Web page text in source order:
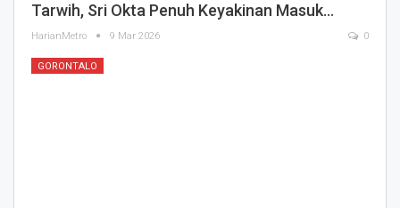
Tarwih, Sri Okta Penuh Keyakinan Masuk…
HarianMetro 9 Mar 2026 0
GORONTALO